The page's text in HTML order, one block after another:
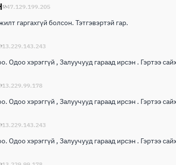
47.129.199.205
гаргахгүй болсон. Тэтгэвэртэй гар.
13.229.143.243
Одоо хэрэггүй , Залуучууд гараад ирсэн . Гэртээ
13.229.99.178
Одоо хэрэггүй , Залуучууд гараад ирсэн . Гэртээ
13.229.143.243
Одоо хэрэггүй , Залуучууд гараад ирсэн . Гэртээ